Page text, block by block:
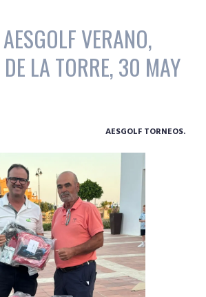
VERANO,
LA TORRE, 30 MAY
AESGOLF TORNEOS.